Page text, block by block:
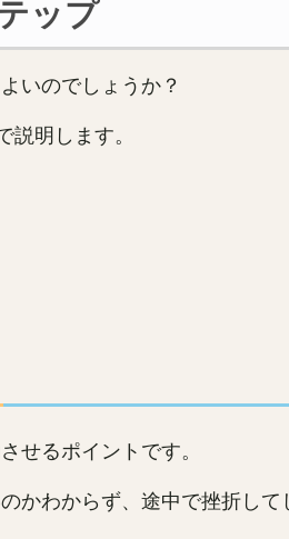
ップ
いのでしょうか？
明します。
せるポイントです。
かわからず、途中で挫折して